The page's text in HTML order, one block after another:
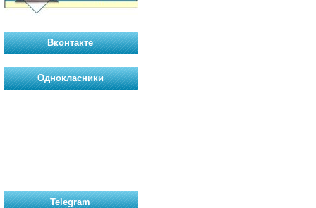
Вконтакте
Однокласники
Telegram